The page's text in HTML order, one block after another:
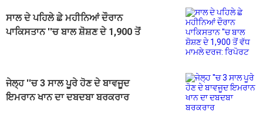
ਸਾਲ ਦੇ ਪਹਿਲੇ ਛੇ ਮਹੀਨਿਆਂ ਦੌਰਾਨ
ਪਾਕਿਸਤਾਨ ''ਚ ਬਾਲ ਸ਼ੋਸ਼ਣ ਦੇ 1,900 ਤੋਂ
ਜੇਲ੍ਹ ''ਚ 3 ਸਾਲ ਪੂਰੇ ਹੋਣ ਦੇ ਬਾਵਜੂਦ
ਇਮਰਾਨ ਖਾਨ ਦਾ ਦਬਦਬਾ ਬਰਕਰਾਰ